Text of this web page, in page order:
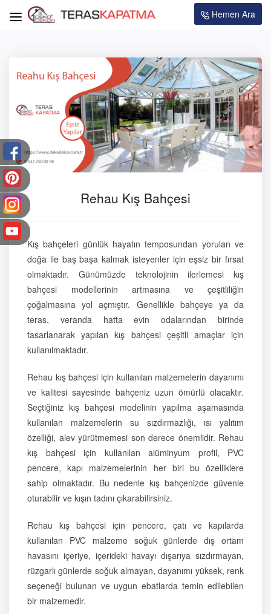
Hemen Ara
Rehau Kış Bahçesi
Kış bahçeleri günlük hayatın temposundan yorulan ve
doğa ile baş başa kalmak isteyenler için eşsiz bir fırsat
olmaktadır. Günümüzde teknolojinin ilerlemesi kış
bahçesi modellerinin artmasına ve çeşitliliğin
çoğalmasına yol açmıştır. Genellikle bahçeye ya da
teras, veranda hatta evin odalarından birinde
tasarlanarak yapılan kış bahçesi çeşitli amaçlar için
kullanılmaktadır.
Rehau kış bahçesi için kullanılan malzemelerin dayanımı
ve kalitesi sayesinde bahçeniz uzun ömürlü olacaktır.
Seçtiğiniz kış bahçesi modelinin yapılma aşamasında
kullanılan malzemelerin su sızdırmazlığı, ısı yalıtım
özelliği, alev yürütmemesi son derece önemlidir. Rehau
kış bahçesi için kullanılan alüminyum profil, PVC
pencere, kapı malzemelerinin her biri bu özelliklere
sahip olmaktadır. Bu nedenle kış bahçenizde güvenle
oturabilir ve kışın tadını çıkarabilirsiniz.
Rehau kış bahçesi için pencere, çatı ve kapılarda
kullanılan PVC malzeme soğuk günlerde dış ortam
havasını içeriye, içerideki havayı dışarıya sızdırmayan,
rüzgarlı günlerde soğuk almayan, dayanımı yüksek, renk
seçeneği bulunan ve uygun ebatlarda temin edilebilen
bir malzemedir.